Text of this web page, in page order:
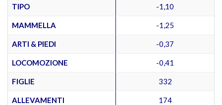
TIPO -1,10
MAMMELLA -1,25
ARTI & PIEDI -0,37
LOCOMOZIONE -0,41
FIGLIE 332
ALLEVAMENTI 174